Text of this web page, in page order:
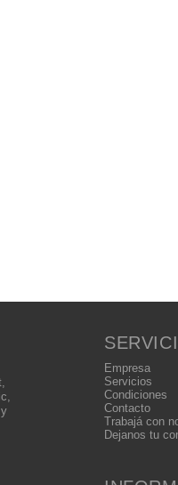
,
,
Empresa
Servicios
Condiciones
Contacto
Trabajá con
Dejanos tu